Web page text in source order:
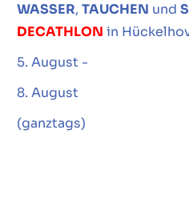
WASSER, TAUCHEN und
DECATHLON in
5. August -
8. August
(ganztags)